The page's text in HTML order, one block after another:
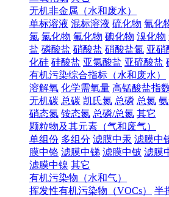
无机非金属（水和废水）
单标溶液 混标溶液 硫化物 氰化
氯 氯化物 氟化物 碘化物 溴化物
盐 磷酸盐 硝酸盐 硝酸盐氮 亚硝
化硅 硅酸盐 亚氯酸盐 亚硫酸盐
有机污染综合指标（水和废水）
溶解氧 化学需氧量 高锰酸盐指
无机碳 总碳 凯氏氮 总磷 总氮
硝态氮 铵态氮 总磷/总氮 其它
颗粒物及其元素（气和废气）
单组份 多组分 滤膜中汞 滤膜中
膜中铬 滤膜中锑 滤膜中铍 滤膜
滤膜中镍 其它
有机污染物（水和气）
挥发性有机污染物（VOCs）
半